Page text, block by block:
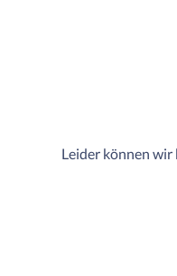
Leider können wir